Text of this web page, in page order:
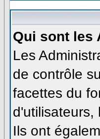
Qui sont les
Les
de contrôle
facettes du
d'utilisateurs,
Ils ont